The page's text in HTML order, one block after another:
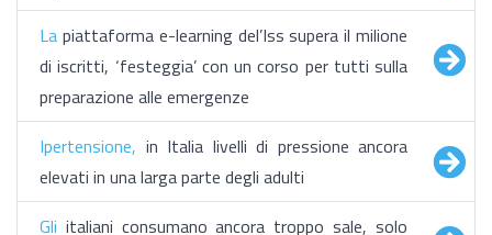
La piattaforma e-learning del’Iss supera il milione
di iscritti, ‘festeggia’ con un corso per tutti sulla
preparazione alle emergenze
Ipertensione, in Italia livelli di pressione ancora
elevati in una larga parte degli adulti
Gli italiani consumano ancora troppo sale, solo